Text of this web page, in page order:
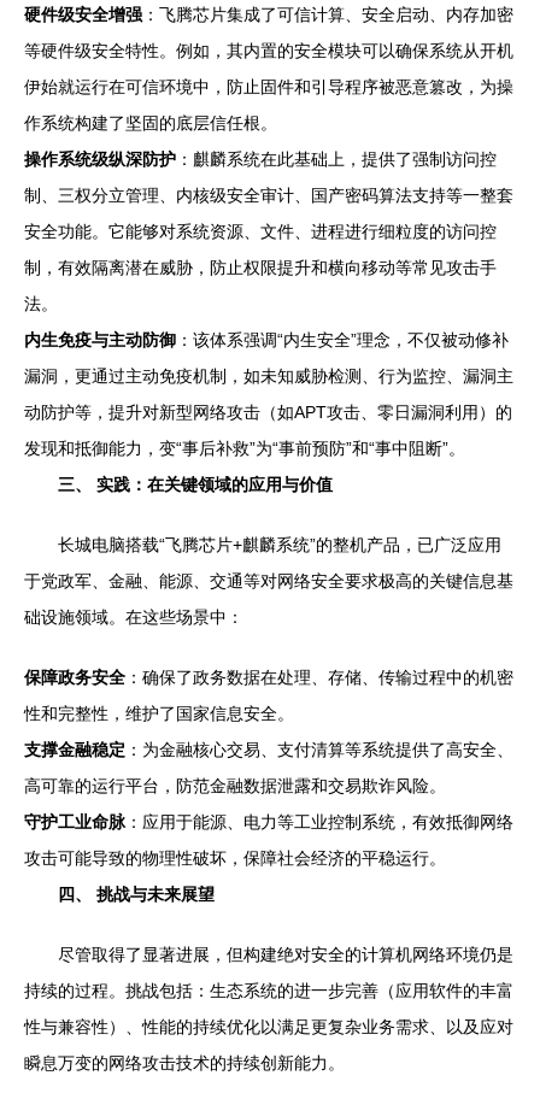
硬件级安全增强 ：飞腾芯片集成了可信计算、安全启动、内存加密
等硬件级安全特性。例如，其内置的安全模块可以确保系统从开机
伊始就运行在可信环境中，防止固件和引导程序被恶意篡改，为操
作系统构建了坚固的底层信任根。
操作系统级纵深防护 ：麒麟系统在此基础上，提供了强制访问控
制、三权分立管理、内核级安全审计、国产密码算法支持等一整套
安全功能。它能够对系统资源、文件、进程进行细粒度的访问控
制，有效隔离潜在威胁，防止权限提升和横向移动等常见攻击手
法。
内生免疫与主动防御 ：该体系强调“内生安全”理念，不仅被动修补
漏洞，更通过主动免疫机制，如未知威胁检测、行为监控、漏洞主
动防护等，提升对新型网络攻击（如APT攻击、零日漏洞利用）的
发现和抵御能力，变“事后补救”为“事前预防”和“事中阻断”。
三、 实践：在关键领域的应用与价值
长城电脑搭载“飞腾芯片+麒麟系统”的整机产品，已广泛应用
于党政军、金融、能源、交通等对网络安全要求极高的关键信息基
础设施领域。在这些场景中：
保障政务安全 ：确保了政务数据在处理、存储、传输过程中的机密
性和完整性，维护了国家信息安全。
支撑金融稳定 ：为金融核心交易、支付清算等系统提供了高安全、
高可靠的运行平台，防范金融数据泄露和交易欺诈风险。
守护工业命脉：应用于能源、电力等工业控制系统，有效抵御网络
攻击可能导致的物理性破坏，保障社会经济的平稳运行。
四、 挑战与未来展望
尽管取得了显著进展，但构建绝对安全的计算机网络环境仍是
持续的过程。挑战包括：生态系统的进一步完善（应用软件的丰富
性与兼容性）、性能的持续优化以满足更复杂业务需求、以及应对
瞬息万变的网络攻击技术的持续创新能力。